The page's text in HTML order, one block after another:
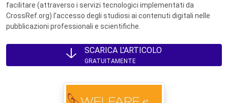
facilitare (attraverso i servizi tecnologici implementati da
CrossRef.org) l’accesso degli studiosi ai contenuti digitali nelle
pubblicazioni professionali e scientifiche.
SCARICA L'ARTICOLO
GRATUITAMENTE